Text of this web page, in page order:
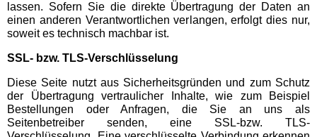
HANSA-PARK
Schwimmbäder
lassen. Sofern Sie die direkte Übertragung der Daten an
einen anderen Verantwortlichen verlangen, erfolgt dies nur,
soweit es technisch machbar ist.
SSL- bzw. TLS-Verschlüsselung
Diese Seite nutzt aus Sicherheitsgründen und zum Schutz
der Übertragung vertraulicher Inhalte, wie zum Beispiel
Bestellungen oder Anfragen, die Sie an uns als
Seitenbetreiber senden, eine SSL-bzw. TLS-